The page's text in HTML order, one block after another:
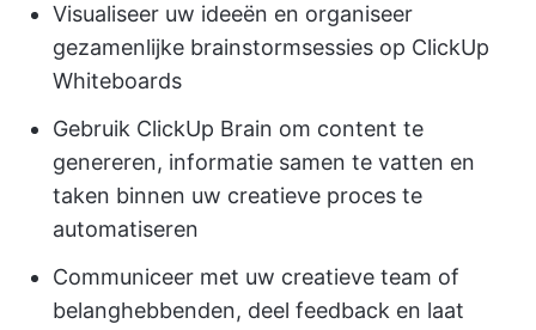
Visualiseer uw ideeën en organiseer
gezamenlijke brainstormsessies op ClickUp
Whiteboards
Gebruik ClickUp Brain om content te
genereren, informatie samen te vatten en
taken binnen uw creatieve proces te
automatiseren
Communiceer met uw creatieve team of
belanghebbenden, deel feedback en laat